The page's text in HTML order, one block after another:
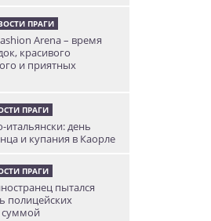
ПРАГИ
Arena – время
красивого
и приятных
ПРАГИ
итальянски: день
и купания в Каорле
ПРАГИ
пытался
полицейских